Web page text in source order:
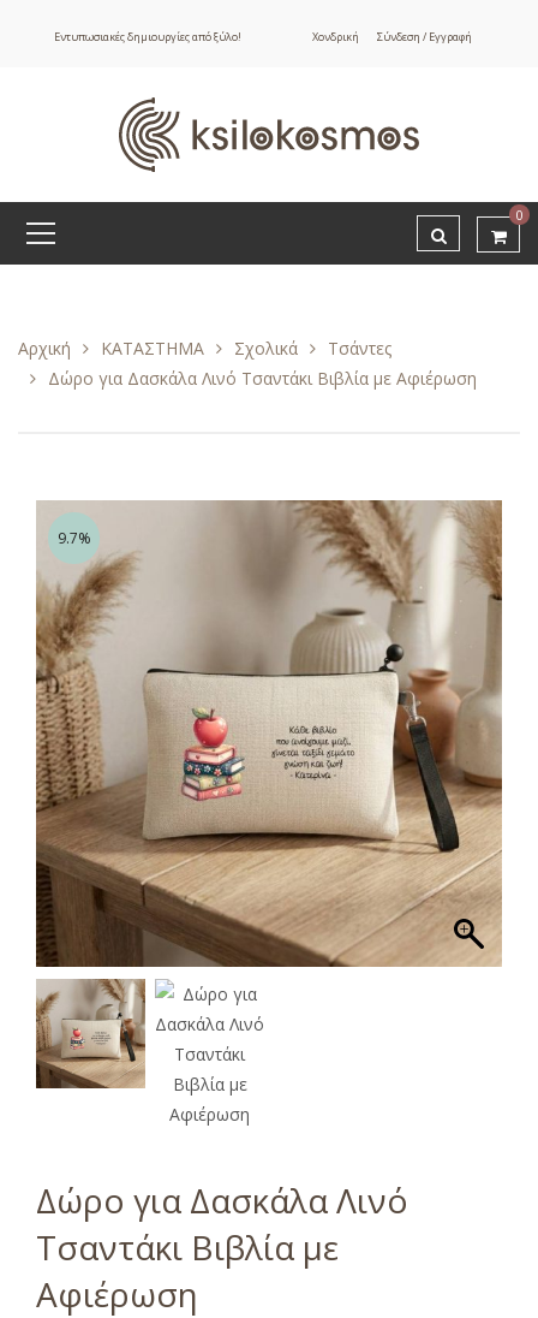
Εντυπωσιακές δημιουργίες από ξύλο! Χονδρική Σύνδεση / Εγγραφή
0
Αρχική ΚΑΤΑΣΤΗΜΑ Σχολικά
Τσάντες
Δώρο για Δασκάλα Λινό Τσαντάκι Βιβλία με Αφιέρωση
9.7%
Δώρο για Δασκάλα Λινό
Τσαντάκι Βιβλία με
Αφιέρωση